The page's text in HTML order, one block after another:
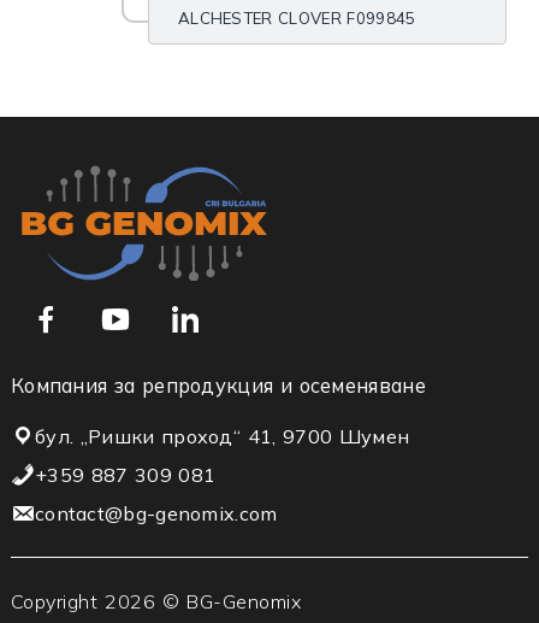
ALCHESTER CLOVER F099845
Компания за репродукция и осеменяване
бул. „Ришки проход“ 41, 9700 Шумен
+359 887 309 081
contact@bg-genomix.com
Copyright 2026 © BG-Genomix